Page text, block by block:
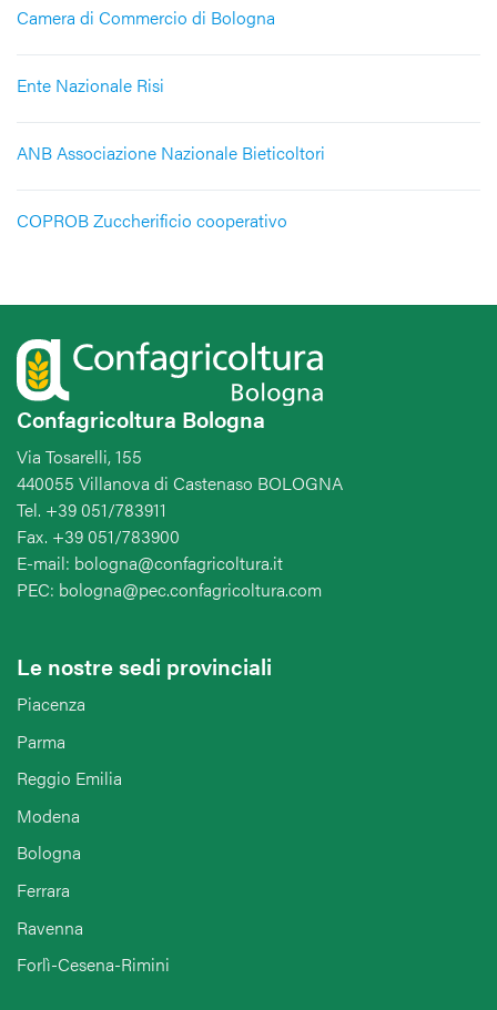
Camera di Commercio di Bologna
Ente Nazionale Risi
ANB Associazione Nazionale Bieticoltori
COPROB Zuccherificio cooperativo
Confagricoltura Bologna
Via Tosarelli, 155
440055 Villanova di Castenaso BOLOGNA
Tel. +39 051/783911
Fax. +39 051/783900
E-mail: bologna@confagricoltura.it
PEC: bologna@pec.confagricoltura.com
Le nostre sedi provinciali
Piacenza
Parma
Reggio Emilia
Modena
Bologna
Ferrara
Ravenna
Forlì-Cesena-Rimini